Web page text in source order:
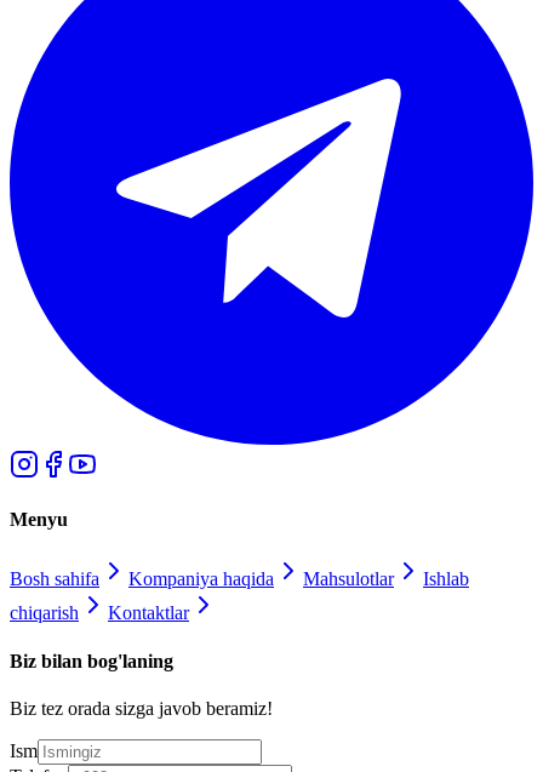
Menyu
Bosh sahifa Kompaniya haqida Mahsulotlar
Ishlab
chiqarish
Kontaktlar
Biz bilan bog'laning
Biz tez orada sizga javob beramiz!
Ism